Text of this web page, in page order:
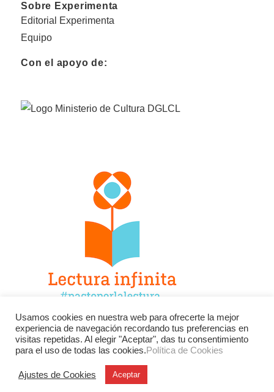
Sobre Experimenta
Editorial Experimenta
Equipo
Con el apoyo de:
Facebook Twitter
Instagram
YouTube
LinkedIn Contacto
Usamos cookies en nuestra web para ofrecerte la mejor
experiencia de navegación recordando tus preferencias en
visitas repetidas. Al elegir "Aceptar", das tu consentimiento
para el uso de todas las cookies.Política de Cookies
Ajustes de Cookies Aceptar